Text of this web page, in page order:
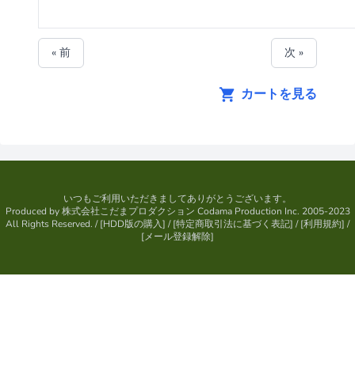
« 前 次 »
カートを見る
いつもご利用いただきましてありがとうございます。
Produced by株式会社こだまプロダクション Codama Production Inc. 2005-2023
All Rights Reserved. / [HDD版の購入] / [特定商取引法に基づく表記] / [利用規約] /
[メール登録解除]